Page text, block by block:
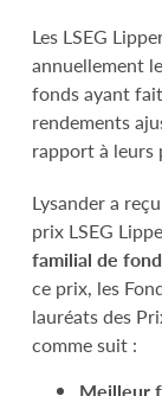
Les LSEG
annuellement
fonds ayant
rendements
rapport à leurs
Lysander a
prix LSEG
familial de
ce prix, les
lauréats des
comme suit :
Meilleur